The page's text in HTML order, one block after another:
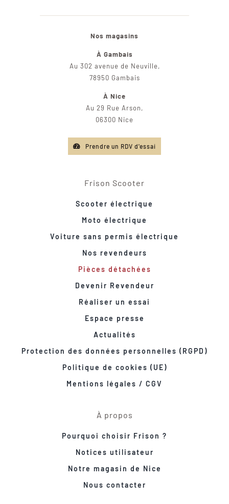
Nos magasins
À Gambais
Au 302 avenue de Neuville,
78950 Gambais
À Nice
Au 29 Rue Arson,
06300 Nice
Prendre un RDV d'essai
Frison Scooter
Scooter électrique
Moto électrique
Voiture sans permis électrique
Nos revendeurs
Pièces détachées
Devenir Revendeur
Réaliser un essai
Espace presse
Actualités
Protection des données personnelles (RGPD)
Politique de cookies (UE)
Mentions légales / CGV
À propos
Pourquoi choisir Frison ?
Notices utilisateur
Notre magasin de Nice
Nous contacter